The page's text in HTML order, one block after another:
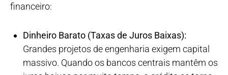
financeiro:
Dinheiro Barato (Taxas de Juros Baixas):
Grandes projetos de engenharia exigem capital
massivo. Quando os bancos centrais mantêm os